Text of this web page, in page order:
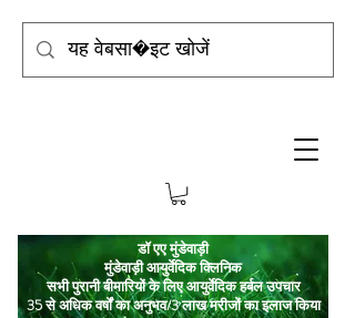
डॉ एए मुंडेवाड़ी
मुंडेवाड़ी आयुर्वेदिक क्लिनिक
सभी पुरानी बीमारियों के लिए आयुर्वेदिक हर्बल उपचार
35 से अधिक वर्षों का अनुभव/3 लाख मरीजों का इलाज किया